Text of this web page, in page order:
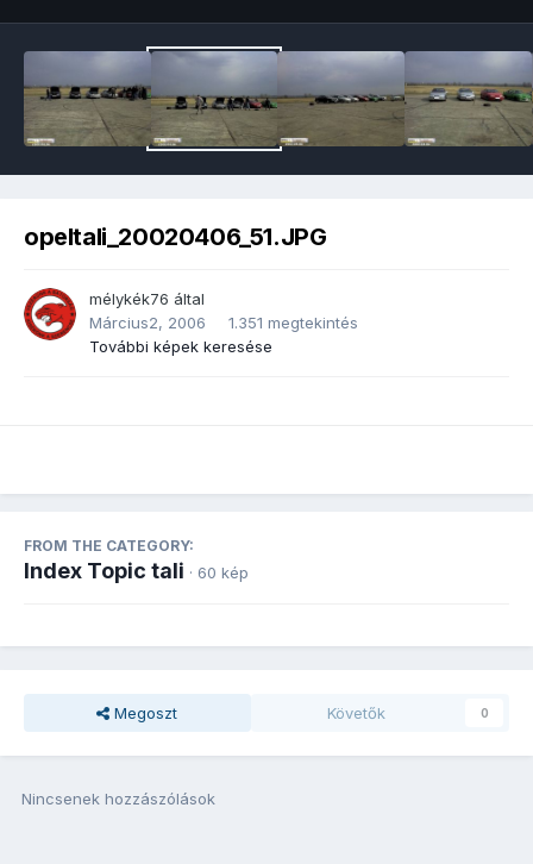
opeltali_20020406_51.JPG
mélykék76 által
Március2, 2006
1.351 megtekintés
További képek keresése
FROM THE CATEGORY:
Index Topic tali · 60 kép
Megoszt Követők 0
Nincsenek hozzászólások